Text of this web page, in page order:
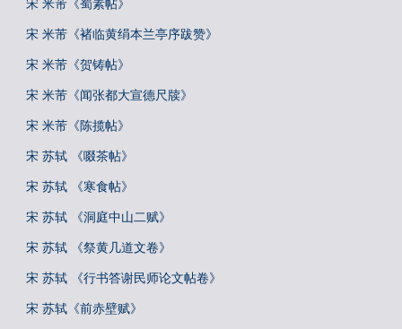
宋 米芾《蜀素帖》
宋 米芾《褚临黄绢本兰亭序跋赞》
宋 米芾《贺铸帖》
宋 米芾《闻张都大宣德尺牍》
宋 米芾《陈揽帖》
宋 苏轼 《啜茶帖》
宋 苏轼 《寒食帖》
宋 苏轼 《洞庭中山二赋》
宋 苏轼 《祭黄几道文卷》
宋 苏轼 《行书答谢民师论文帖卷》
宋 苏轼《前赤壁赋》